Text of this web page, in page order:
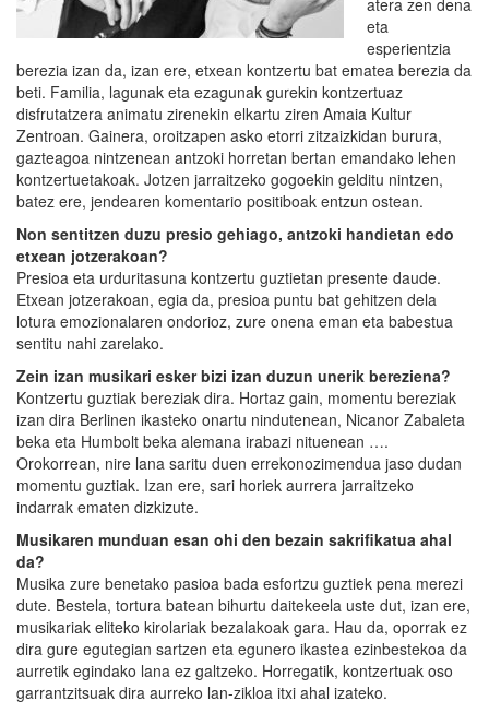
atera zen dena
eta
esperientzia
berezia izan da, izan ere, etxean kontzertu bat ematea berezia da
beti. Familia, lagunak eta ezagunak gurekin kontzertuaz
disfrutatzera animatu zirenekin elkartu ziren Amaia Kultur
Zentroan. Gainera, oroitzapen asko etorri zitzaizkidan burura,
gazteagoa nintzenean antzoki horretan bertan emandako lehen
kontzertuetakoak. Jotzen jarraitzeko gogoekin gelditu nintzen,
batez ere, jendearen komentario positiboak entzun ostean.
Non sentitzen duzu presio gehiago, antzoki handietan edo
etxean jotzerakoan?
Presioa eta urduritasuna kontzertu guztietan presente daude.
Etxean jotzerakoan, egia da, presioa puntu bat gehitzen dela
lotura emozionalaren ondorioz, zure onena eman eta babestua
sentitu nahi zarelako.
Zein izan musikari esker bizi izan duzun unerik bereziena?
Kontzertu guztiak bereziak dira. Hortaz gain, momentu bereziak
izan dira Berlinen ikasteko onartu nindutenean, Nicanor Zabaleta
beka eta Humbolt beka alemana irabazi nituenean ….
Orokorrean, nire lana saritu duen errekonozimendua jaso dudan
momentu guztiak. Izan ere, sari horiek aurrera jarraitzeko
indarrak ematen dizkizute.
Musikaren munduan esan ohi den bezain sakrifikatua ahal
da?
Musika zure benetako pasioa bada esfortzu guztiek pena merezi
dute. Bestela, tortura batean bihurtu daitekeela uste dut, izan ere,
musikariak eliteko kirolariak bezalakoak gara. Hau da, oporrak ez
dira gure egutegian sartzen eta egunero ikastea ezinbestekoa da
aurretik egindako lana ez galtzeko. Horregatik, kontzertuak oso
garrantzitsuak dira aurreko lan-zikloa itxi ahal izateko.